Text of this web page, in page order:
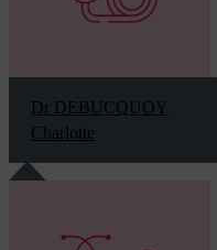
Dr DEBUCQUOY
Charlotte